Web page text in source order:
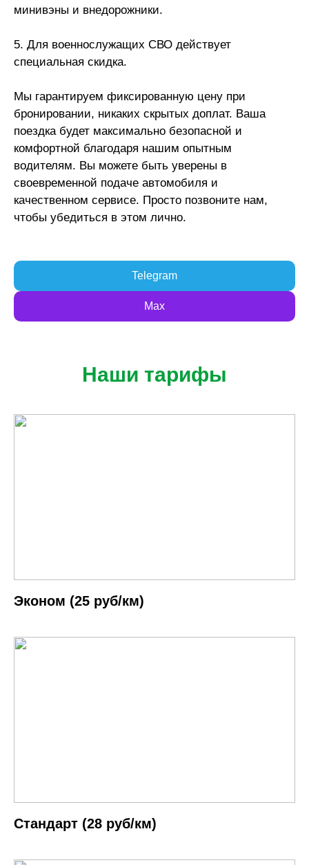
минивэны и внедорожники.
5. Для военнослужащих СВО действует
специальная скидка.
Мы гарантируем фиксированную цену при
бронировании, никаких скрытых доплат. Ваша
поездка будет максимально безопасной и
комфортной благодаря нашим опытным
водителям. Вы можете быть уверены в
своевременной подаче автомобиля и
качественном сервисе. Просто позвоните нам,
чтобы убедиться в этом лично.
Telegram
Max
Наши тарифы
Эконом (25 руб/км)
Cтандарт (28 руб/км)